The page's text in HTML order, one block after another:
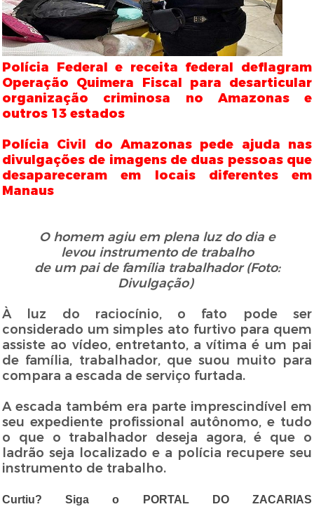
Polícia Federal e receita federal deflagram
Operação Quimera Fiscal para desarticular
organização criminosa no Amazonas e
outros 13 estados
Polícia Civil do Amazonas pede ajuda nas
divulgações de imagens de duas pessoas que
desapareceram em locais diferentes em
Manaus
O homem agiu em plena luz do dia e
levouinstrumento de trabalho
de um pai de família trabalhador (Foto:
Divulgação)
À luz do raciocínio, o fato pode ser
considerado um simples ato furtivo para quem
assiste ao vídeo, entretanto, a vítima é um pai
de família, trabalhador, que suou muito para
compara a escada de serviço furtada.
A escada também era parte imprescindível em
seu expediente profissional autônomo, e tudo
o que o trabalhador deseja agora, é que o
ladrão seja localizado e a polícia recupere seu
instrumento de trabalho.
Curtiu? Siga o PORTAL DO ZACARIAS